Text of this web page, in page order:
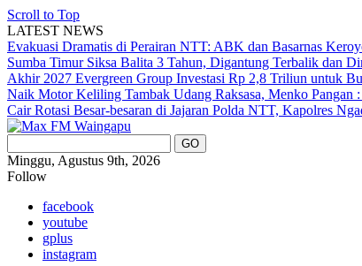
Scroll to Top
LATEST NEWS
Evakuasi Dramatis di Perairan NTT: ABK dan Basarnas
Sumba Timur Siksa Balita 3 Tahun, Digantung Terbalik dan
Akhir 2027 Evergreen Group Investasi Rp 2,8 Triliun untuk
Naik Motor Keliling Tambak Udang Raksasa, Menko Pangan
CairRotasi Besar-besaran di Jajaran Polda NTT, Kapolres
Minggu, Agustus 9th, 2026
Follow
facebook
youtube
gplus
instagram